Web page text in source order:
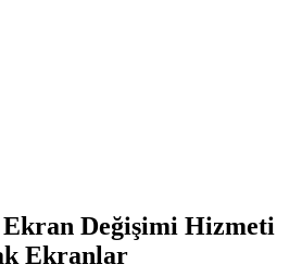
Değişimi Hizmeti
Ekranlar